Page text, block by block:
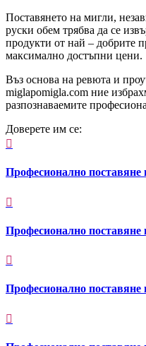
Поставянето на мигли,
руски обем трябва да се
продукти от най – добрите
максимално достъпни цени.
Въз основа на ревюта и
miglapomigla.com ние
разпознаваемите
Доверете им се:

Професионално

Професионално

Професионално
